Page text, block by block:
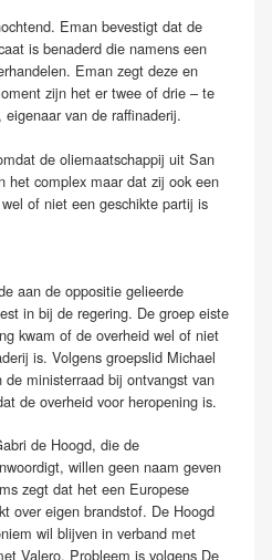
Eman bevestigt dat de
is benaderd die namens een
Eman zegt deze en
zijn het er twee of drie – te
van de raffinaderij.
de oliemaatschappij uit San
het complex maar dat zij ook een
of niet een geschikte partij is
aan de oppositie gelieerde
in bij de regering. De groep eiste
kwam of de overheid wel of niet
is. Volgens groepslid Michael
ministerraad bij ontvangst van
de overheid voor heropening is.
de Hoogd, die de
willen geen naam geven
zegt dat het een Europese
over eigen brandstof. De Hoogd
wil blijven in verband met
Valero. Probleem is volgens De